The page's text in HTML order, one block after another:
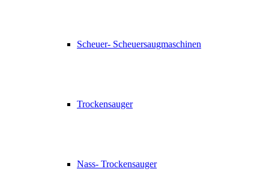
Scheuer- Scheuersaugmaschinen
Trockensauger
Nass- Trockensauger